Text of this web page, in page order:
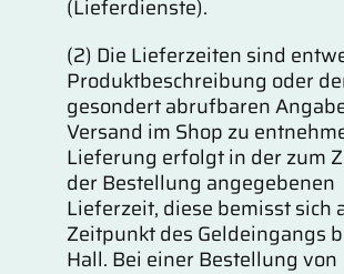
(Lieferdienste).
(2) Die Lieferzeiten sind
Produktbeschreibung oder
gesondert abrufbaren
Versand im Shop zu
Lieferung erfolgt in der zum
der Bestellung angegebenen
Lieferzeit, diese bemisst sich
Zeitpunkt des Geldeingangs
Hall. Bei einer Bestellung von